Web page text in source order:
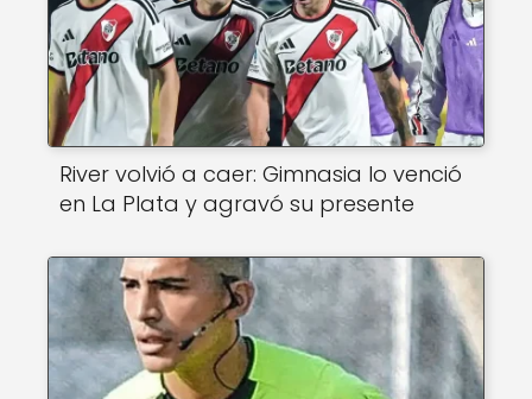
River volvió a caer: Gimnasia lo venció
en La Plata y agravó su presente